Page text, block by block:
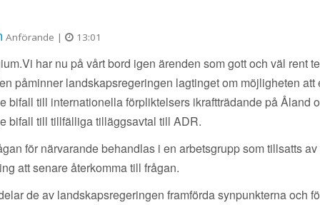
Anförande | 13:01
har nu på vårt bord igen ärenden som gott och väl rent
påminner landskapsregeringen lagtinget om möjligheten
bifall till internationella förpliktelsers ikraftträdande på Åland
bifall till tillfälliga tilläggsavtal till ADR.
för närvarande behandlas i en arbetsgrupp som tillsatts
att senare återkomma till frågan.
de av landskapsregeringen framförda synpunkterna och